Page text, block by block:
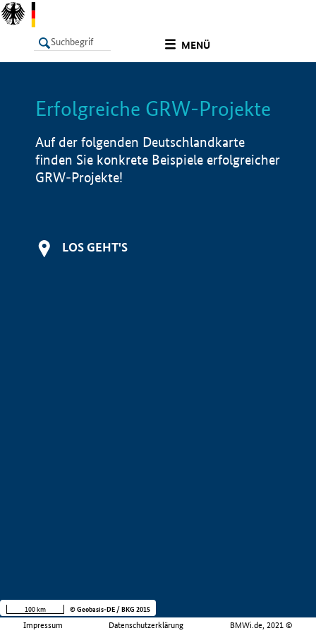
MENÜ
LISTE Info
Erfolgreiche GRW-Projekte
Auf der folgenden Deutschlandkarte
finden Sie konkrete Beispiele erfolgreicher
GRW-Projekte!
LOS GEHT'S
Impressum Datenschutzerklärung BMWi.de, 2021 ©
100 km © Geobasis-DE / BKG 2015